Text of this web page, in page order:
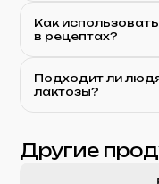
Как
в рецептах?
Подходит ли
лактозы?
Другие